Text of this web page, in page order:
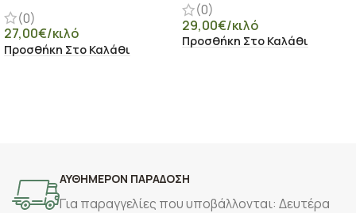
(0)
27,00€/κιλό
Προσθήκη Στο Καλάθι
(0)
29,00€/κιλό
Προσθήκη Στο Καλάθι
ΑΥΘΗΜΕΡΟΝ ΠΑΡΑΔΟΣΗ
Για παραγγελίες που υποβάλλονται: Δευτέρα